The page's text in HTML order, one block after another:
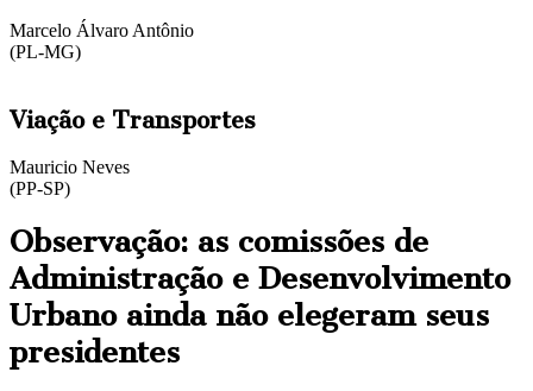
Marcelo Álvaro Antônio
(PL-MG)
Viação e Transportes
Mauricio Neves
(PP-SP)
Observação: as comissões de
Administração e Desenvolvimento
Urbano ainda não elegeram seus
presidentes